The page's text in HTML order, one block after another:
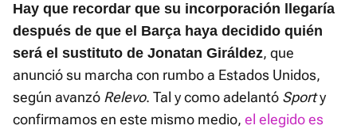
Hay que recordar que su incorporación llegaría
después de que el Barça haya decidido quién
será el sustituto de Jonatan Giráldez, que
anunció su marcha con rumbo a Estados Unidos,
según avanzó Relevo. Tal y como adelantó Sporty
confirmamos en este mismo medio, el elegido es